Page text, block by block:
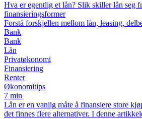
Hva er egentlig et lån? Slik skiller lån seg
finansieringsformer
Forstå forskjellen mellom lån, leasing,
Bank
Bank
Lån
Privatøkonomi
Finansiering
Renter
Økonomitips
7 min
Lån er en vanlig måte å finansiere store
det finnes flere alternativer. I denne